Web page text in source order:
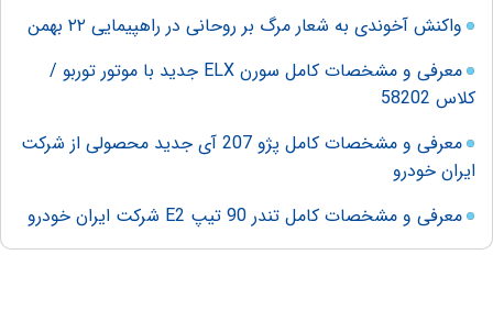
واکنش آخوندی به شعار مرگ بر روحانی در راهپیمایی ۲۲ بهمن
معرفی و مشخصات کامل سورن ELX جدید با موتور توربو /
کلاس 58202
معرفی و مشخصات کامل پژو 207 آی جدید محصولی از شرکت
ایران خودرو
معرفی و مشخصات کامل تندر 90 تیپ E2 شرکت ایران خودرو